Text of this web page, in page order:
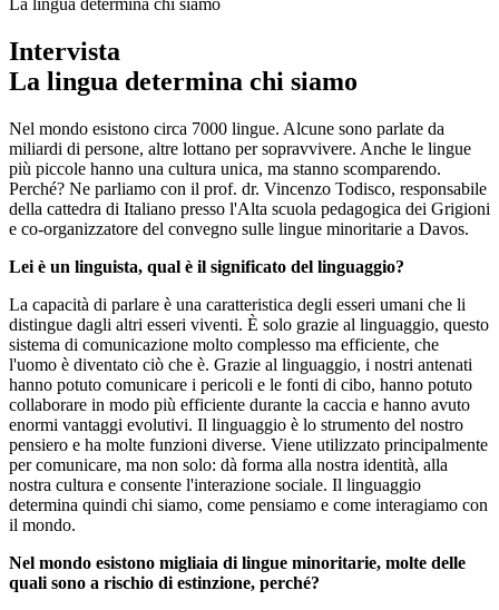
La lingua determina chi siamo
Intervista
La lingua determina chi siamo
Nel mondo esistono circa 7000 lingue. Alcune sono parlate da
miliardi di persone, altre lottano per sopravvivere. Anche le lingue
più piccole hanno una cultura unica, ma stanno scomparendo.
Perché? Ne parliamo con il prof. dr. Vincenzo Todisco, responsabile
della cattedra di Italiano presso l'Alta scuola pedagogica dei Grigioni
e co-organizzatore del convegno sulle lingue minoritarie a Davos.
Lei è un linguista, qual è il significato del linguaggio?
La capacità di parlare è una caratteristica degli esseri umani che li
distingue dagli altri esseri viventi. È solo grazie al linguaggio, questo
sistema di comunicazione molto complesso ma efficiente, che
l'uomo è diventato ciò che è. Grazie al linguaggio, i nostri antenati
hanno potuto comunicare i pericoli e le fonti di cibo, hanno potuto
collaborare in modo più efficiente durante la caccia e hanno avuto
enormi vantaggi evolutivi. Il linguaggio è lo strumento del nostro
pensiero e ha molte funzioni diverse. Viene utilizzato principalmente
per comunicare, ma non solo: dà forma alla nostra identità, alla
nostra cultura e consente l'interazione sociale. Il linguaggio
determina quindi chi siamo, come pensiamo e come interagiamo con
il mondo.
Nel mondo esistono migliaia di lingue minoritarie, molte delle
quali sono a rischio di estinzione, perché?